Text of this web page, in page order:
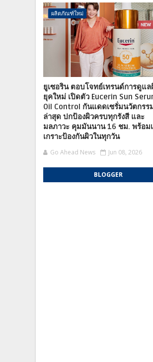
ผลิตภัณฑ์ใหม่
ยูเซอริน ตอบโจทย์เทรนด์การดูแล
ยุคใหม่ เปิดตัว Eucerin Sun
Oil Control กันแดดเซรั่มนวัตกรร
ล่าสุด ปกป้องผิวครบทุกรังสี และ
มลภาวะ คุมมันนาน 16 ชม. พร้อม
เกราะป้องกันผิวในทุกวัน
Go Ahead News Jun 08, 2026
BLOGGER